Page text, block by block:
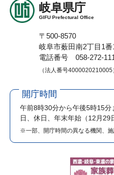
岐阜県庁
GIFU Prefectural Office
〒500-8570
岐阜市薮田南2丁目1番
電話番号 058-272-
（法人番号4000020210005
開庁時間
午前8時30分から午後5時15分
日、休日、年末年始（12月29
※一部、開庁時間の異なる機関、施